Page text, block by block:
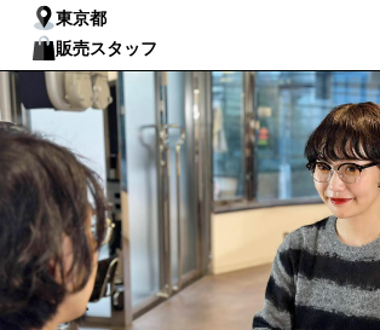
東京都
販売スタッフ